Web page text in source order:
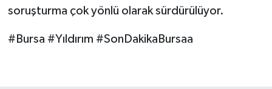
soruşturma çok yönlü olarak sürdürülüyor.
#Bursa #Yıldırım #SonDakikaBursaa